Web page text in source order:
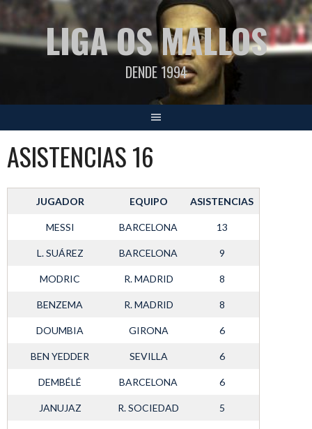
Saltar
contenidoLIGA OS MALLOS
DENDE 1994
ASISTENCIAS 16
JUGADOR EQUIPO ASISTENCIAS
MESSI BARCELONA 13
L. SUÁREZ BARCELONA 9
MODRIC R. MADRID 8
BENZEMA R. MADRID 8
DOUMBIA GIRONA 6
BEN YEDDER SEVILLA 6
DEMBÉLÉ BARCELONA 6
JANUJAZ R. SOCIEDAD 5